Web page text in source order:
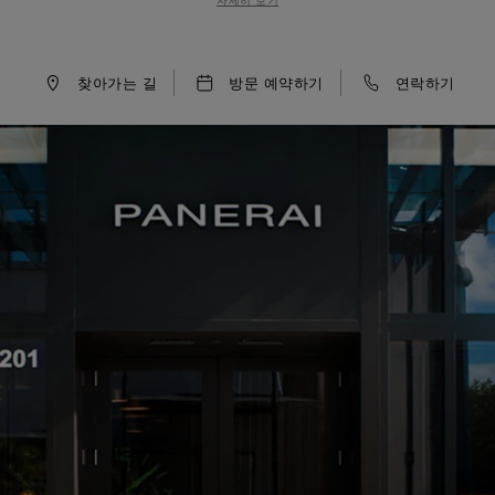
the past and the future. One of the most distinctive
by contemporary artists and designers as well.
찾아가는 길 방문 예약하기 연락하기